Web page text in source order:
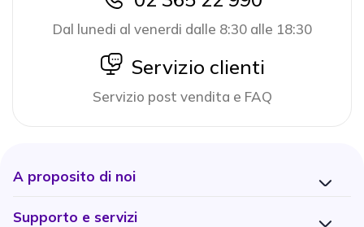
Dal lunedi al venerdi dalle 8:30 alle 18:30
icon
Servizio clienti
Servizio post vendita e FAQ
A proposito di noi
Supporto e servizi